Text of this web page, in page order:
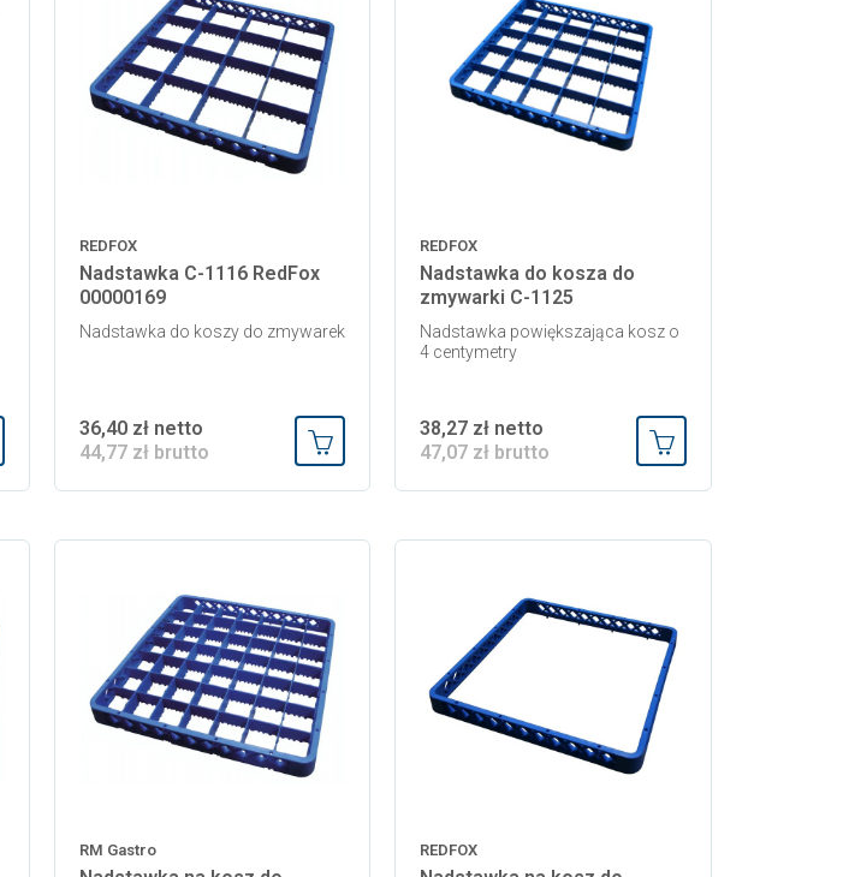
REDFOX
Nadstawka C-1116 RedFox
00000169
Nadstawka do koszy do zmywarek
36,40 zł netto
44,77 zł brutto
REDFOX
Nadstawka do kosza do
zmywarki C-1125
Nadstawka powiększająca kosz o
4 centymetry
38,27 zł netto
47,07 zł brutto
RM Gastro REDFOX